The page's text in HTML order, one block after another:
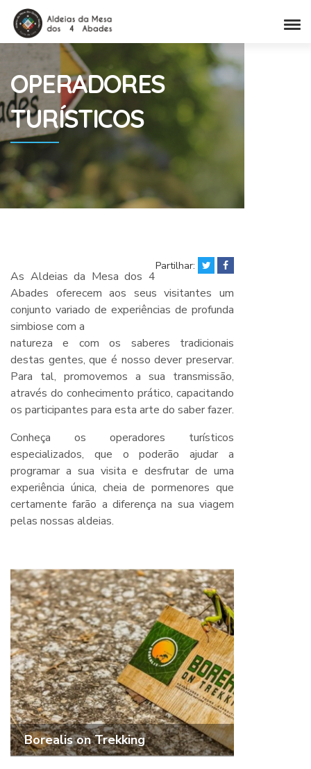
OPERADORES
TURÍSTICOS
Partilhar:
As Aldeias da Mesa dos 4
Abades oferecem aos seus visitantes um
conjunto variado de experiências de profunda
simbiose com a
natureza e com os saberes tradicionais
destas gentes, que é nosso dever preservar.
Para tal, promovemos a sua transmissão,
através do conhecimento prático, capacitando
os participantes para esta arte do saber fazer.
Conheça os operadores turísticos
especializados, que o poderão ajudar a
programar a sua visita e desfrutar de uma
experiência única, cheia de pormenores que
certamente farão a diferença na sua viagem
pelas nossas aldeias.
Borealis on Trekking